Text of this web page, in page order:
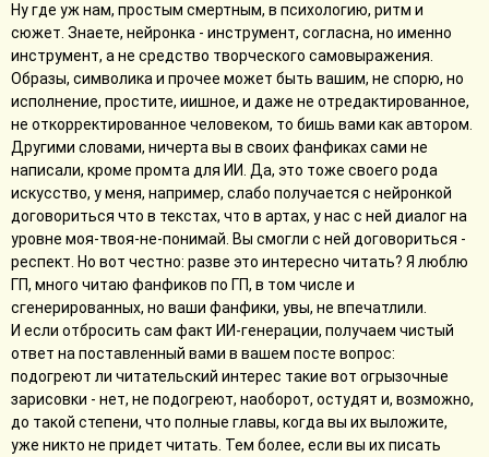
Ну где уж нам, простым смертным, в психологию, ритм и
сюжет. Знаете, нейронка - инструмент, согласна, но именно
инструмент, а не средство творческого самовыражения.
Образы, символика и прочее может быть вашим, не спорю, но
исполнение, простите, иишное, и даже не отредактированное,
не откорректированное человеком, то бишь вами как автором.
Другими словами, ничерта вы в своих фанфиках сами не
написали, кроме промта для ИИ. Да, это тоже своего рода
искусство, у меня, например, слабо получается с нейронкой
договориться что в текстах, что в артах, у нас с ней диалог на
уровне моя-твоя-не-понимай. Вы смогли с ней договориться -
респект. Но вот честно: разве это интересно читать? Я люблю
ГП, много читаю фанфиков по ГП, в том числе и
сгенерированных, но ваши фанфики, увы, не впечатлили.
И если отбросить сам факт ИИ-генерации, получаем чистый
ответ на поставленный вами в вашем посте вопрос:
подогреют ли читательский интерес такие вот огрызочные
зарисовки - нет, не подогреют, наоборот, остудят и, возможно,
до такой степени, что полные главы, когда вы их выложите,
уже никто не придет читать. Тем более, если вы их писать